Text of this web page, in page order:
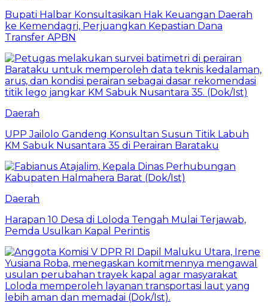
Bupati Halbar Konsultasikan Hak Keuangan Daerah
ke Kemendagri, Perjuangkan Kepastian Dana
Transfer APBN
Daerah
UPP Jailolo Gandeng Konsultan Susun Titik Labuh
KM Sabuk Nusantara 35 di Perairan Barataku
Daerah
Harapan 10 Desa di Loloda Tengah Mulai Terjawab,
Pemda Usulkan Kapal Perintis